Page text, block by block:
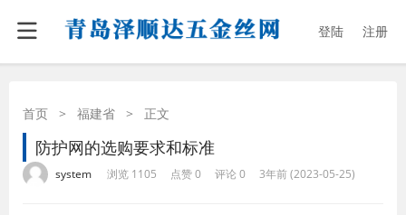
登陆 注册
首页 > 福建省 > 正文
防护网的选购要求和标准
system 浏览 1105 点赞 0 评论 0 3年前 (2023-05-25)